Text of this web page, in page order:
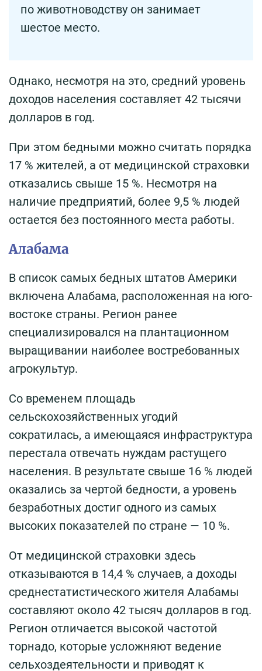
по животноводству он занимает
шестое место.
Однако, несмотря на это, средний уровень
доходов населения составляет 42 тысячи
долларов в год.
При этом бедными можно считать порядка
17 % жителей, а от медицинской страховки
отказались свыше 15 %. Несмотря на
наличие предприятий, более 9,5 % людей
остается без постоянного места работы.
Алабама
В список самых бедных штатов Америки
включена Алабама, расположенная на юго-
востоке страны. Регион ранее
специализировался на плантационном
выращивании наиболее востребованных
агрокультур.
Со временем площадь
сельскохозяйственных угодий
сократилась, а имеющаяся инфраструктура
перестала отвечать нуждам растущего
населения. В результате свыше 16 % людей
оказались за чертой бедности, а уровень
безработных достиг одного из самых
высоких показателей по стране — 10 %.
От медицинской страховки здесь
отказываются в 14,4 % случаев, а доходы
среднестатистического жителя Алабамы
составляют около 42 тысяч долларов в год.
Регион отличается высокой частотой
торнадо, которые усложняют ведение
сельхоздеятельности и приводят к